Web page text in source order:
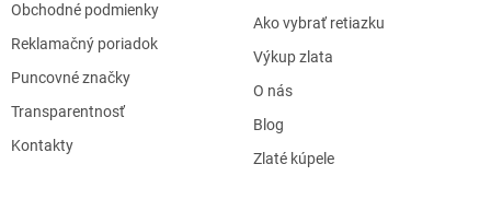
Obchodné podmienky
Reklamačný poriadok
Puncovné značky
Transparentnosť
Kontakty
Ako vybrať retiazku
Výkup zlata
O nás
Blog
Zlaté kúpele